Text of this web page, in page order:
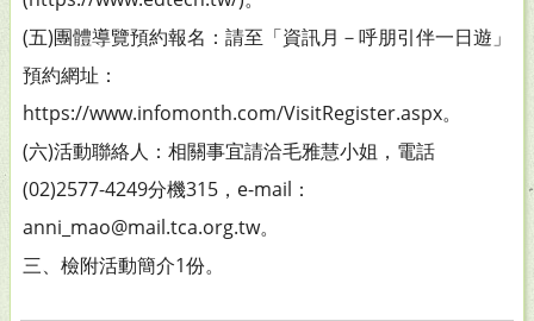
(五)團體導覽預約報名：請至「資訊月－呼朋引伴一日遊」
預約網址：
https://www.infomonth.com/VisitRegister.aspx。
(六)活動聯絡人：相關事宜請洽毛雅慧小姐，電話
(02)2577-4249分機315，e-mail：
anni_mao@mail.tca.org.tw。
三、檢附活動簡介1份。